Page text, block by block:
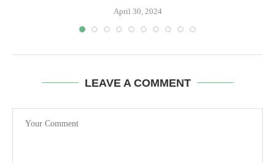
April 30, 2024
LEAVE A COMMENT